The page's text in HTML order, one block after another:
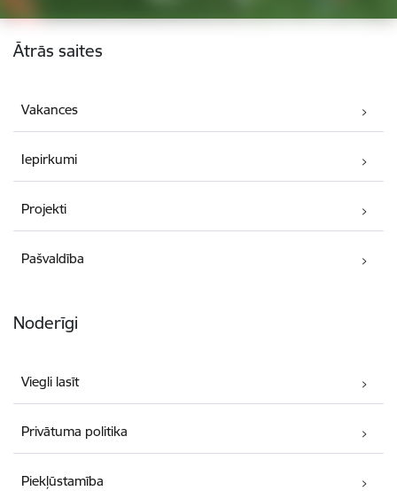
Kājene
Ātrās saites
Vakances
Iepirkumi
Projekti
Pašvaldība
Noderīgi
Viegli lasīt
Privātuma politika
Piekļūstamība